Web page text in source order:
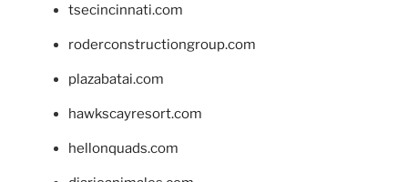
tsecincinnati.com
roderconstructiongroup.com
plazabatai.com
hawkscayresort.com
hellonquads.com